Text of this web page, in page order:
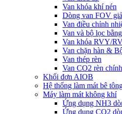
Van khóa khí nén
Dòng van FOV
Van điều chỉnh
Van và bộ lọc
Van khóa RVY/
Van chặn hàn &
Van thép rèn
Van CO2 rèn
Khối đơn AIOB
Hệ thống làm mát bê
Máy làm mát không khí
Ứng dụng NH3
Ứng dụng CO2